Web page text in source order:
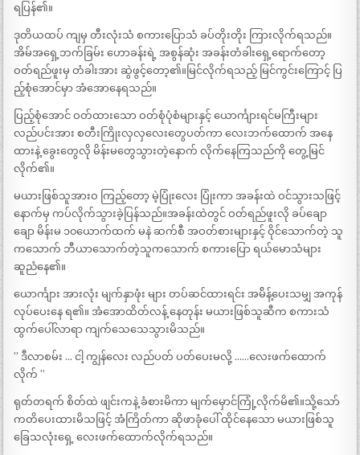
ရပြန်၏။
ဒုတိယထပ် ကျမှ တီးလုံးသံ စကားပြောသံ ခပ်တိုးတိုး ကြားလိုက်ရသည်။
အိမ်အရှေ့ဘက်ခြမ်း ဟောခန်းရဲ့ အစွန်ဆုံး အခန်းတံခါးရှေ့ရောက်တော့
ဝတ်ရည်ဖူးမှ တံခါးအား ဆွဲဖွင့်တော့၏။မြင်လိုက်ရသည့် မြင်ကွင်းကြောင့် ပြ
ည့်စုံအောင်မှာ အံအောနေရသည်။
ပြည့်စုံအောင် ဝတ်ထားသော ဝတ်စုံပုံစံများနှင့် ယောင်္ကျားရင်မကြီးများ
လည်ပင်းအား စတီးကြိုးလှလှလေးတွေပတ်ကာ လေးဘက်ထောက် အနေ
ထားနဲ့ ခွေးတွေလို မိန်းမတွေသွားတဲ့နောက် လိုက်နေကြသည်ကို တွေ့မြင်
လိုက်၏။
မယားဖြစ်သူအားဝ ကြည့်တော့ မဲ့ပြုံးလေး ပြုံးကာ အခန်းထဲ ဝင်သွားသဖြင့်
နောက်မှ ကပ်လိုက်သွားခဲ့ပြန်သည်။အခန်းထဲတွင် ဝတ်ရည်ဖူးလို ခပ်ချော
ချော မိန်းမ ၁၀ယောက်ထက် မနဲ ဆက်စီ အဝတ်စားများနှင့် ဝိုင်သောက်တဲ့ သူ
ကသောက် ဘီယာသောက်တဲ့သူကသောက် စကားပြော ရယ်မောသံများ
ဆူညံနေ၏။
ယောင်္ကျား အားလုံး မျက်နှာဖုံး များ တပ်ဆင်ထားရင်း အမ်ိန့်ပေးသမျှ အကုန်
လုပ်ပေးနေ ရ၏။ အံအောထိတ်လန့် နေတုန်း မယားဖြစ်သူဆီက စကားသံ
ထွက်ပေါ်လာရာ ကျက်သေသေသွားမိသည်။
” ဒီလာစမ်း … ငါ့ ကျွန်လေး လည်ပတ် ပတ်ပေးမလို့ ……လေးဖက်ထောက်
လိုက် ”
ရုတ်တရက် စိတ်ထဲ ဖျင်းကနဲ့ ခံစားမိကာ မျက်မှောင်ကြုံ့လိုက်မိ၏။သို့သော်
ကတိပေးထားမိသဖြင့် အံကြိတ်ကာ ဆိုဖာခုံပေါ် ထိုင်နေသော မယားဖြစ်သူ
ခြေသလုံးရှေ့ လေးဖက်ထောက်လိုက်ရသည်။